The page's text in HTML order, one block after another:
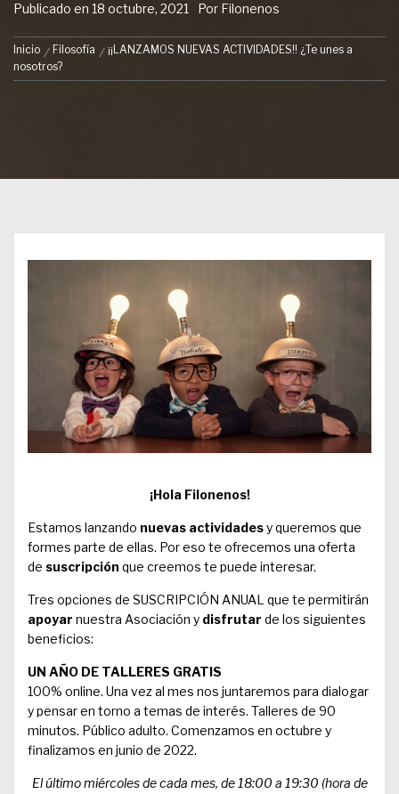
Publicado en 18 octubre, 2021 Por Filonenos
Inicio Filosofía
¡¡LANZAMOS NUEVAS ACTIVIDADES!! ¿Te unes a
nosotros?
¡Hola Filonenos!
Estamos lanzando nuevas actividadesy queremos que
formes parte de ellas. Por eso te ofrecemos una oferta
de suscripción que creemos te puede interesar.
Tres opciones de SUSCRIPCIÓN ANUAL que te permitirán
apoyar nuestra Asociación y disfrutar de los siguientes
beneficios:
UN AÑO DE TALLERES GRATIS
100% online. Una vez al mes nos juntaremos para dialogar
y pensar en torno a temas de interés. Talleres de 90
minutos. Público adulto. Comenzamos en octubre y
finalizamos en junio de 2022.
El último miércoles de cada mes, de 18:00 a 19:30 (hora de